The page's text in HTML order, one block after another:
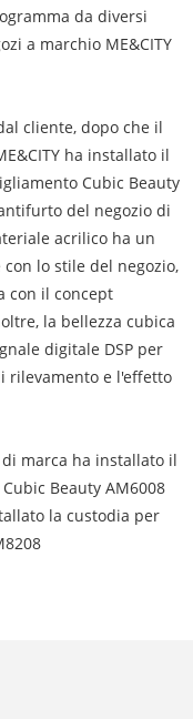
da diversi
a marchio ME&CITY
cliente, dopo che il
ha installato il
Cubic Beauty
del negozio di
acrilico ha un
lo stile del negozio,
con il concept
la bellezza cubica
digitale DSP per
rilevamento e l'effetto
marca ha installato il
Beauty AM6008
la custodia per